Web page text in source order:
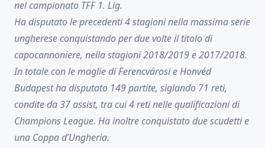
nel campionato TFF 1. Lig.
Ha disputato le precedenti 4 stagioni nella massima serie
ungherese conquistando per due volte il titolo di
capocannoniere, nella stagioni 2018/2019 e 2017/2018.
In totale con le maglie di Ferencvárosi e Honvéd
Budapest ha disputato 149 partite, siglando 71 reti,
condite da 37 assist, tra cui 4 reti nelle qualificazioni di
Champions League. Ha inoltre conquistato due scudetti e
una Coppa d’Ungheria.